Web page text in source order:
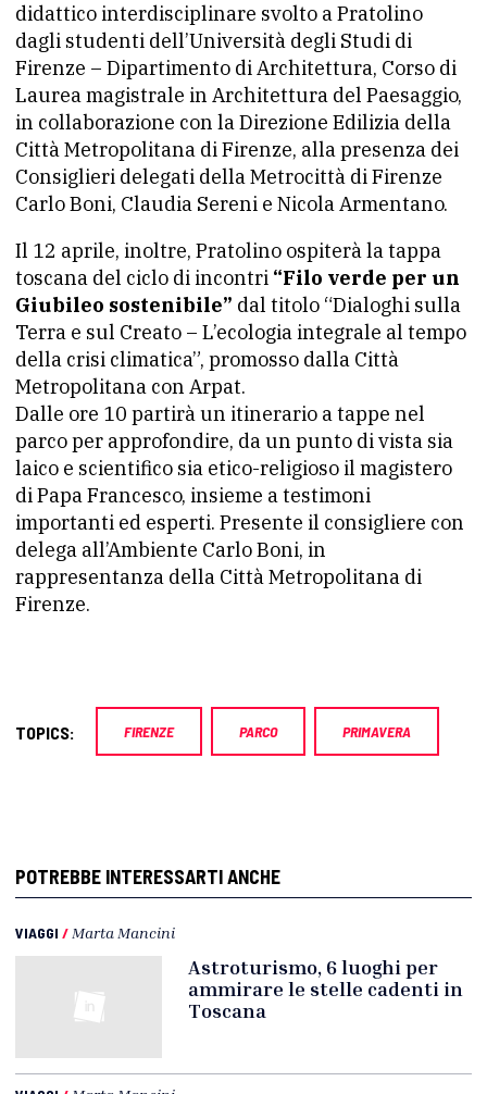
didattico interdisciplinare svolto a Pratolino
dagli studenti dell’Università degli Studi di
Firenze – Dipartimento di Architettura, Corso di
Laurea magistrale in Architettura del Paesaggio,
in collaborazione con la Direzione Edilizia della
Città Metropolitana di Firenze, alla presenza dei
Consiglieri delegati della Metrocittà di Firenze
Carlo Boni, Claudia Sereni e Nicola Armentano.
Il 12 aprile, inoltre, Pratolino ospiterà la tappa
toscana del ciclo di incontri “Filo verde per un
Giubileo sostenibile” dal titolo “Dialoghi sulla
Terra e sul Creato – L’ecologia integrale al tempo
della crisi climatica”, promosso dalla Città
Metropolitana con Arpat.
Dalle ore 10 partirà un itinerario a tappe nel
parco per approfondire, da un punto di vista sia
laico e scientifico sia etico-religioso il magistero
di Papa Francesco, insieme a testimoni
importanti ed esperti. Presente il consigliere con
delega all’Ambiente Carlo Boni, in
rappresentanza della Città Metropolitana di
Firenze.
TOPICS: FIRENZE PARCO PRIMAVERA
POTREBBE INTERESSARTI ANCHE
VIAGGI / Marta Mancini
Astroturismo, 6 luoghi per
ammirare le stelle cadenti in
Toscana